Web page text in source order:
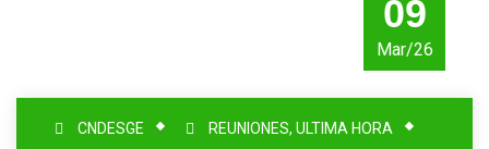
09
Mar/26
CNDESGE REUNIONES, ULTIMA HORA